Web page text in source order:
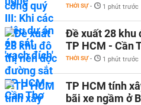
THỜI SỰ - 1 phút trước
Đề xuất 28 khu
TP HCM - Cần
THỜI SỰ - 1 phút trước
TP HCM tính
bãi xe ngầm ở